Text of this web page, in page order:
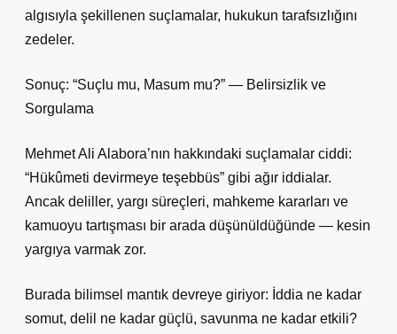
algısıyla şekillenen suçlamalar, hukukun tarafsızlığını
zedeler.
Sonuç: “Suçlu mu, Masum mu?” — Belirsizlik ve
Sorgulama
Mehmet Ali Alabora’nın hakkındaki suçlamalar ciddi:
“Hükûmeti devirmeye teşebbüs” gibi ağır iddialar.
Ancak deliller, yargı süreçleri, mahkeme kararları ve
kamuoyu tartışması bir arada düşünüldüğünde — kesin
yargıya varmak zor.
Burada bilimsel mantık devreye giriyor: İddia ne kadar
somut, delil ne kadar güçlü, savunma ne kadar etkili?